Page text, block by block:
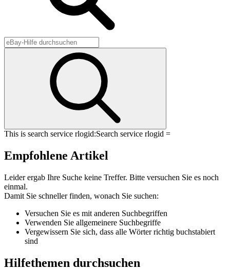
This is search service rlogid:Search service rlogid =
Empfohlene Artikel
Leider ergab Ihre Suche keine Treffer. Bitte versuchen Sie es noch
einmal.
Damit Sie schneller finden, wonach Sie suchen:
Versuchen Sie es mit anderen Suchbegriffen
Verwenden Sie allgemeinere Suchbegriffe
Vergewissern Sie sich, dass alle Wörter richtig buchstabiert
sind
Hilfethemen durchsuchen